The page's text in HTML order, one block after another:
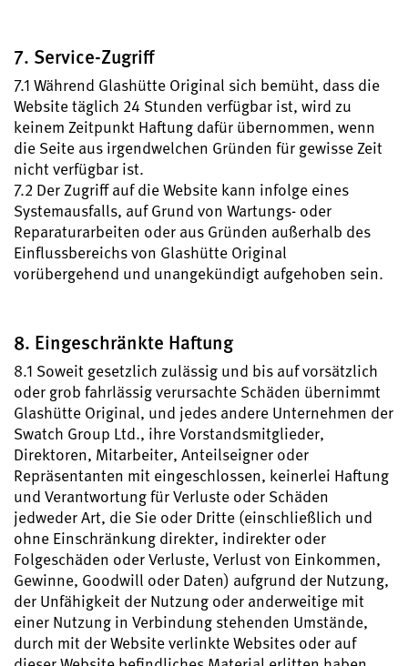
7. Service-Zugriff
7.1 Während Glashütte Original sich bemüht, dass die
Website täglich 24 Stunden verfügbar ist, wird zu
keinem Zeitpunkt Haftung dafür übernommen, wenn
die Seite aus irgendwelchen Gründen für gewisse Zeit
nicht verfügbar ist.
7.2 Der Zugriff auf die Website kann infolge eines
Systemausfalls, auf Grund von Wartungs- oder
Reparaturarbeiten oder aus Gründen außerhalb des
Einflussbereichs von Glashütte Original
vorübergehend und unangekündigt aufgehoben sein.
8. Eingeschränkte Haftung
8.1 Soweit gesetzlich zulässig und bis auf vorsätzlich
oder grob fahrlässig verursachte Schäden übernimmt
Glashütte Original, und jedes andere Unternehmen der
Swatch Group Ltd., ihre Vorstandsmitglieder,
Direktoren, Mitarbeiter, Anteilseigner oder
Repräsentanten mit eingeschlossen, keinerlei Haftung
und Verantwortung für Verluste oder Schäden
jedweder Art, die Sie oder Dritte (einschließlich und
ohne Einschränkung direkter, indirekter oder
Folgeschäden oder Verluste, Verlust von Einkommen,
Gewinne, Goodwill oder Daten) aufgrund der Nutzung,
der Unfähigkeit der Nutzung oder anderweitige mit
einer Nutzung in Verbindung stehenden Umstände,
durch mit der Website verlinkte Websites oder auf